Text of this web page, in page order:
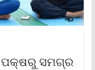
ସମଗ୍ର